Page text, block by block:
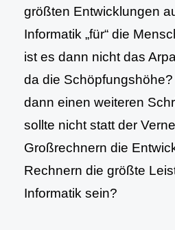
größten Entwicklungen
Informatik „für“ die
ist es dann nicht das
da die
dann einen weiteren
sollte nicht statt der
Großrechnern die
Rechnern die größte
Informatik sein?